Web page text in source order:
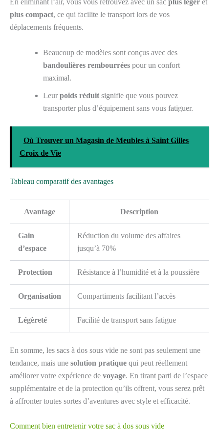
En éliminant l’air, vous vous retrouvez avec un sac plus léger et
plus compact, ce qui facilite le transport lors de vos
déplacements fréquents.
Beaucoup de modèles sont conçus avec des
bandoulières rembourrées pour un confort
maximal.
Leur poids réduit signifie que vous pouvez
transporter plus d’équipement sans vous fatiguer.
Où Trouver un Magasin de Meubles à Saint Gilles
Croix de Vie
Tableau comparatif des avantages
Avantage Description
Gain
d’espace
Réduction du volume des affaires
jusqu’à 70%
Protection Résistance à l’humidité et à la poussière
Organisation Compartiments facilitant l’accès
Légèreté Facilité de transport sans fatigue
En somme, les sacs à dos sous vide ne sont pas seulement une
tendance, mais une solution pratique qui peut réellement
améliorer votre expérience de voyage. En tirant parti de l’espace
supplémentaire et de la protection qu’ils offrent, vous serez prêt
à affronter toutes sortes d’aventures avec style et efficacité.
Comment bien entretenir votre sac à dos sous vide